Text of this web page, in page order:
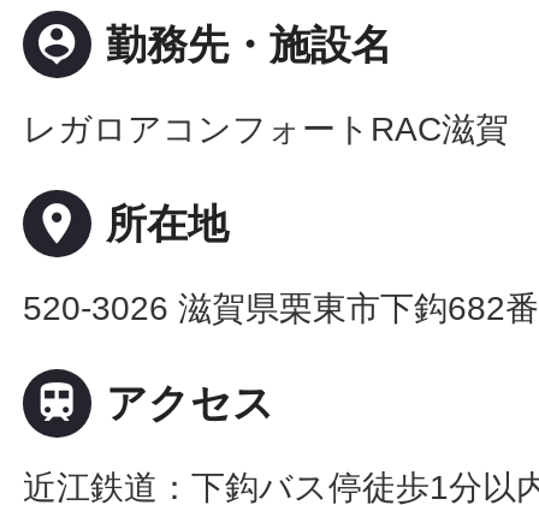
person_pin 勤務先・施設名
レガロアコンフォートRAC滋賀
place 所在地
520-3026 滋賀県栗東市下鈎682
 アクセス
近江鉄道：下鈎バス停徒歩1分以